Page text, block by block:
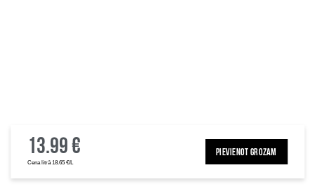
13.99 €
Cena litrā 18.65 €/L
PIEVIENOT GROZAM